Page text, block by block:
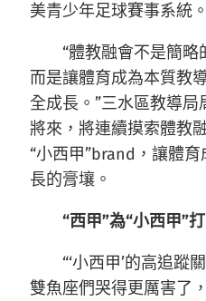
美青少年足球賽事系統。
“體教融會不是簡略
而是讓體育成為本質教
全成長。”三水區教導局
將來，將連續摸索體教
“小西甲”brand，讓體
長的膏壤。
“西甲”為“小西甲”
“‘小西甲’的高追蹤
雙魚座們哭得更厲害了